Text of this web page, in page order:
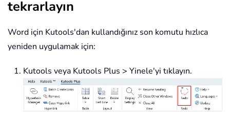
tekrarlayın
Word için Kutools'dan kullandığınız son komutu hızlıca
yeniden uygulamak için:
Kutools veya Kutools Plus > Yinele'yi tıklayın.